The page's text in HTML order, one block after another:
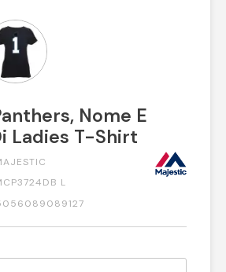
Nome E
Ladies T-Shirt
L